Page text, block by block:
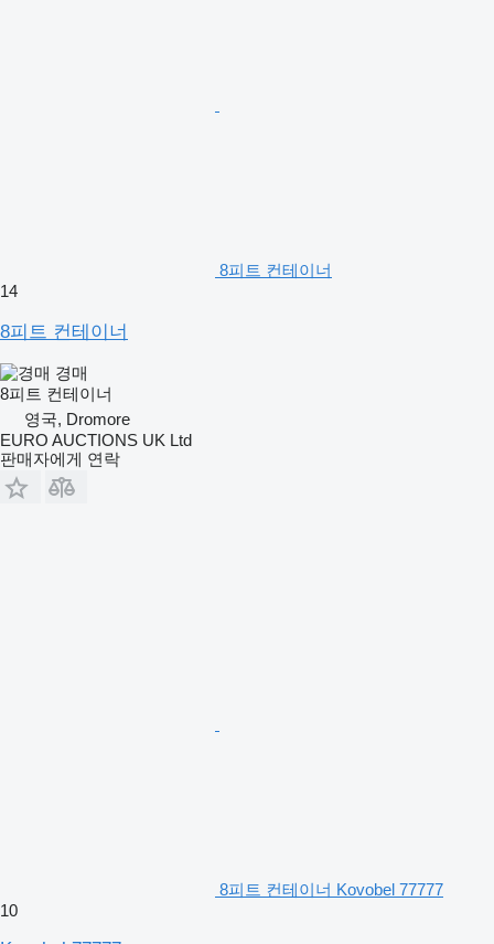
8피트 컨테이너
14
8피트 컨테이너
경매
8피트 컨테이너
영국, Dromore
EURO AUCTIONS UK Ltd
판매자에게 연락
8피트 컨테이너 Kovobel 77777
10